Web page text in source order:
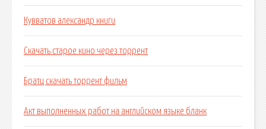
Кувватов александр книги
Скачать старое кино через торрент
Братц скачать торрент фильм
Акт выполненных работ на английском языке бланк